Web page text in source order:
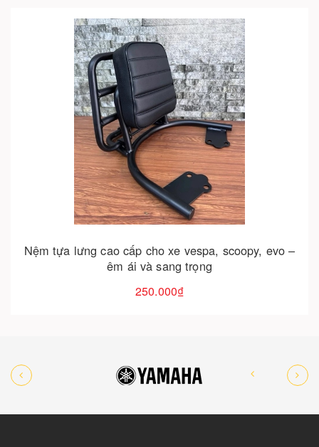
Nệm tựa lưng cao cấp cho xe vespa, scoopy, evo –
êm ái và sang trọng
250.000₫
Cho vào giỏ hàng